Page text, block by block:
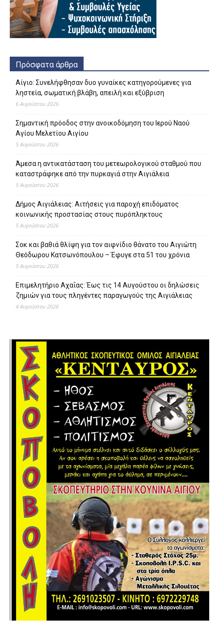
Πρόσφατα άρθρα
Αίγιο: Συνελήφθησαν δυο γυναίκες κατηγορούμενες για
ληστεία, σωματική βλάβη, απειλή και εξύβριση
6 Αυγούστου 2026
Σημαντική πρόοδος στην ανοικοδόμηση του Ιερού Ναού
Αγίου Μελετίου Αιγίου
5 Αυγούστου 2026
Άμεσα η αντικατάσταση του μετεωρολογικού σταθμού που
καταστράφηκε από την πυρκαγιά στην Αιγιάλεια
5 Αυγούστου 2026
Δήμος Αιγιάλειας: Αιτήσεις για παροχή επιδόματος
κοινωνικής προστασίας στους πυρόπληκτους
5 Αυγούστου 2026
Σοκ και βαθιά θλίψη για τον αιφνίδιο θάνατο του Αιγιώτη
Θεόδωρου Κατσωνόπουλου – Έφυγε στα 51 του χρόνια
5 Αυγούστου 2026
Επιμελητήριο Αχαΐας: Έως τις 14 Αυγούστου οι δηλώσεις
ζημιών για τους πληγέντες παραγωγούς της Αιγιάλειας
4 Αυγούστου 2026